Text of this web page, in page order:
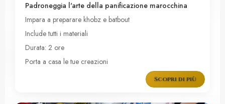
Padroneggia l'arte della panificazione marocchina
Impara a preparare khobz e batbout
Include tutti i materiali
Durata: 2 ore
Porta a casa le tue creazioni
Scopri di più